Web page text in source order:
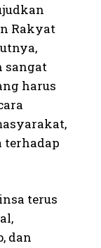
Rakyat
sangat
harus
terhadap
terus
dan